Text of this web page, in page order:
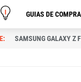
GUIAS DE
SAMSUNG GALAXY Z